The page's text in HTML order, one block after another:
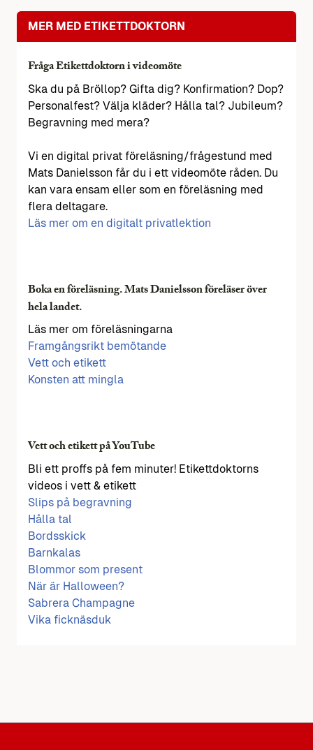
MER MED ETIKETTDOKTORN
Fråga Etikettdoktorn i videomöte
Ska du på Bröllop? Gifta dig? Konfirmation? Dop?
Personalfest? Välja kläder? Hålla tal? Jubileum?
Begravning med mera?
Vi en digital privat föreläsning/frågestund med
Mats Danielsson får du i ett videomöte råden. Du
kan vara ensam eller som en föreläsning med
flera deltagare.
Läs mer om en digitalt privatlektion
Boka en föreläsning. Mats Danielsson föreläser över
hela landet.
Läs mer om föreläsningarna
Framgångsrikt bemötande
Vett och etikett
Konsten att mingla
Vett och etikett på YouTube
Bli ett proffs på fem minuter! Etikettdoktorns
videos i vett & etikett
Slips på begravning
Hålla tal
Bordsskick
Barnkalas
Blommor som present
När är Halloween?
Sabrera Champagne
Vika ficknäsduk